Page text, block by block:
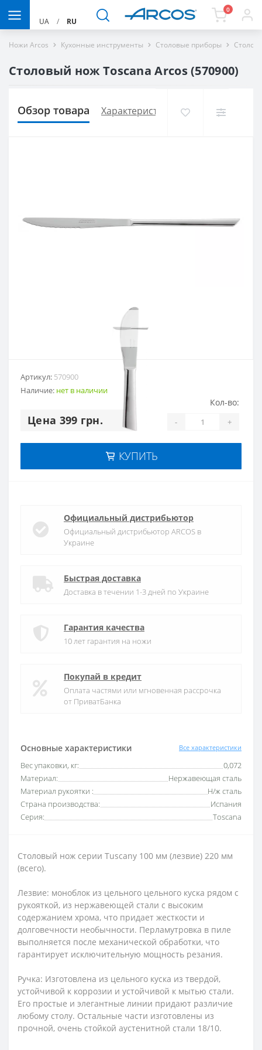
UA / RU
0
Ножи Arcos Кухонные инструменты Столовые приборы
Столовый нож Toscana Arcos (570900)
Обзор товара Характеристики Доставка и
Артикул: 570900
Наличие: нет в наличии
Цена 399 грн.
Кол-во:
- +
КУПИТЬ
Основные характеристики Все характеристики
Вес упаковки, кг:
0,072
Материал:
Нержавеющая сталь
Материал рукоятки :
Н/ж сталь
Страна производства:
Испания
Серия:
Toscana
Официальный дистрибьютор
Официальный дистрибьютор ARCOS в
Украине
Быстрая доставка
Доставка в течении 1-3 дней по Украине
Гарантия качества
10 лет гарантия на ножи
Покупай в кредит
Оплата частями или мгновенная рассрочка
от ПриватБанка
Столовый нож серии Tuscany 100 мм (лезвие) 220 мм
(всего).
Лезвие: моноблок из цельного цельного куска рядом с
рукояткой, из нержавеющей стали с высоким
содержанием хрома, что придает жесткости и
долговечности необычности. Перламутровка в пиле
выполняется после механической обработки, что
гарантирует исключительную мощность резания.
Ручка: Изготовлена ​​из цельного куска из твердой,
устойчивой к коррозии и устойчивой к мытью стали.
Его простые и элегантные линии придают различие
любому столу. Остальные части изготовлены из
прочной, очень стойкой аустенитной стали 18/10.